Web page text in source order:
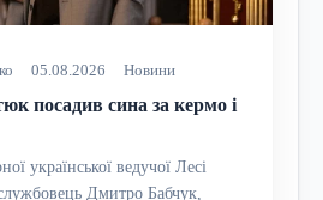
05.08.2026 Новини
посадив сина за кермо і
української ведучої Лесі
Дмитро Бабчук,